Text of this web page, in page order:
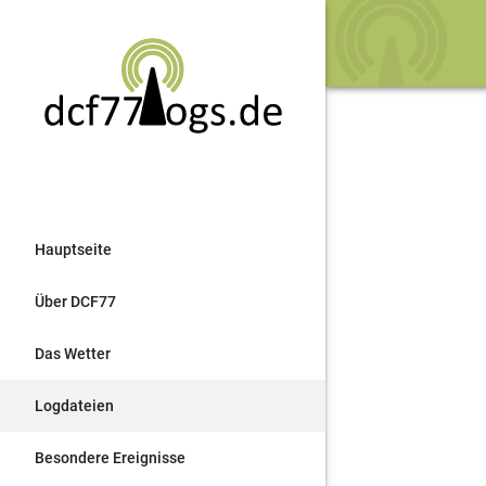
Hauptseite
Über DCF77
Das Wetter
Logdateien
Besondere Ereignisse